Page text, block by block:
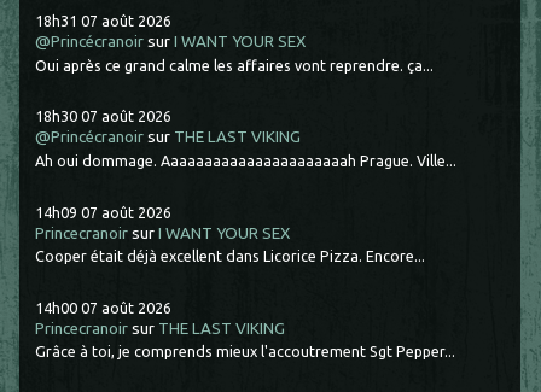
18h31 07 août 2026
@Princécranoir surI WANT YOUR SEX
Oui après ce grand calme les affaires vont reprendre. ça...
18h30 07 août 2026
@Princécranoir sur THE LAST VIKING
Ah oui dommage. Aaaaaaaaaaaaaaaaaaaaaah Prague. Ville...
14h09 07 août 2026
Princecranoir surI WANT YOUR SEX
Cooper était déjà excellent dans Licorice Pizza. Encore...
14h00 07 août 2026
Princecranoir sur THE LAST VIKING
Grâce à toi, je comprends mieux l'accoutrement Sgt Pepper...